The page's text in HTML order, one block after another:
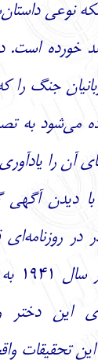
نوعی
خورده است.
جنگ را
می‌شود به
آن را
مودیانو در سال ۱۹۸۹
در
جنگ
این
این تحقیقات